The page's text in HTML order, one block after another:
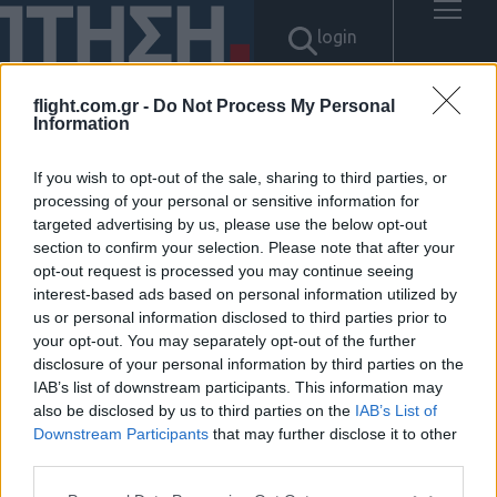
flight.com.gr - Do Not Process My Personal
Information
If you wish to opt-out of the sale, sharing to third parties, or
processing of your personal or sensitive information for
targeted advertising by us, please use the below opt-out
section to confirm your selection. Please note that after your
opt-out request is processed you may continue seeing
interest-based ads based on personal information utilized by
us or personal information disclosed to third parties prior to
your opt-out. You may separately opt-out of the further
disclosure of your personal information by third parties on the
IAB’s list of downstream participants. This information may
also be disclosed by us to third parties on the IAB’s List of
Downstream Participants that may further disclose it to other
login
Αποτελέσματα για: "텔레그램
@bitcoinsyri⨳⨳테더코인직거
래불법자금세탁"
Δεν βρέθηκαν αποτελέσματα.
ΠΟΛΙΤΙΚΗ ΑΠΟΡΡΗΤΟΥ
ΑΓΟΡΑΣΤΕ ΤΑ ΤΕΥΧΗ ΜΑΣ